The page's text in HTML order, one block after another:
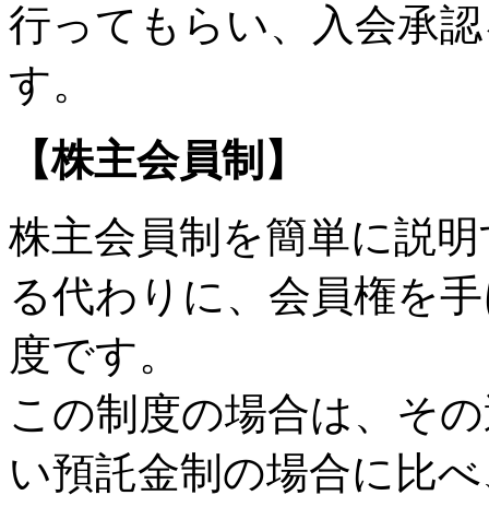
行ってもらい、入会承
す。
【株主会員制】
株主会員制を簡単に説
る代わりに、会員権を
度です。
この制度の場合は、そ
い預託金制の場合に比